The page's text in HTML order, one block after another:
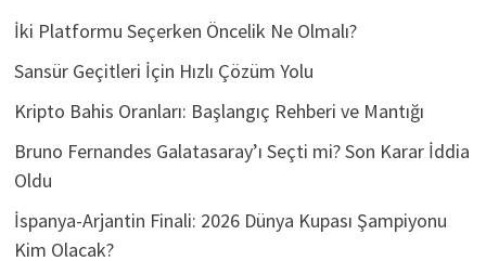
İki Platformu Seçerken Öncelik Ne Olmalı?
Sansür Geçitleri İçin Hızlı Çözüm Yolu
Kripto Bahis Oranları: Başlangıç Rehberi ve Mantığı
Bruno Fernandes Galatasaray’ı Seçti mi? Son Karar İddia
Oldu
İspanya-Arjantin Finali: 2026 Dünya Kupası Şampiyonu
Kim Olacak?